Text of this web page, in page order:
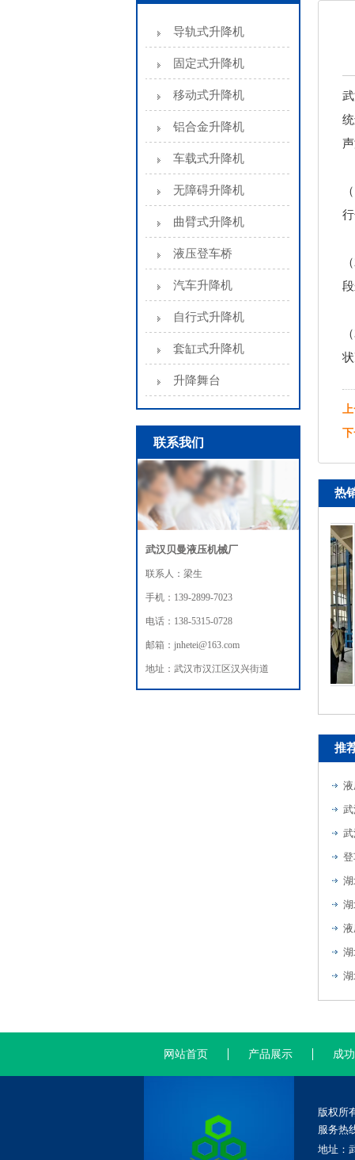
导轨式升降机
固定式升降机
移动式升降机
铝合金升降机
车载式升降机
无障碍升降机
曲臂式升降机
液压登车桥
汽车升降机
自行式升降机
套缸式升降机
升降舞台
联系我们
武汉贝曼液压机械厂
联系人：梁生
手机：139-2899-7023
电话：138-5315-0728
邮箱：jnhetei@163.com
地址：武汉市汉江区汉兴街道
上
下
热
推
网站首页 产品展示 成
版权所
服务热
地址：